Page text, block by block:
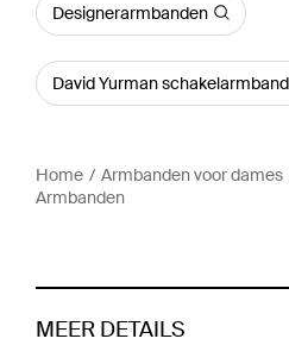
Designerarmbanden
David Yurman
Home Armbanden voor dames
Armbanden
MEER DETAILS